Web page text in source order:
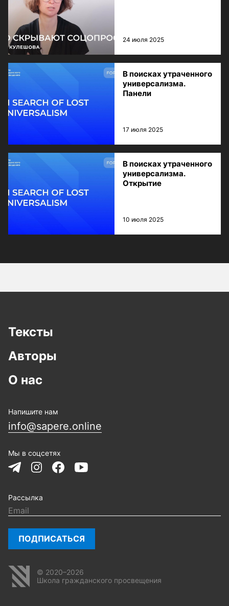
24 июля 2025
В поисках утраченного
универсализма.
Панели
17 июля 2025
В поисках утраченного
универсализма.
Открытие
10 июля 2025
Тексты
Авторы
О нас
Напишите нам
info@sapere.online
Мы в соцсетях
Рассылка
ПОДПИСАТЬСЯ
© 2020–2026
Школа гражданского просвещения